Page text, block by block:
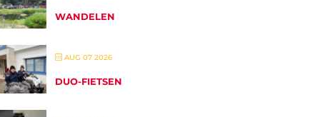
WANDELEN
AUG 07 2026
DUO-FIETSEN